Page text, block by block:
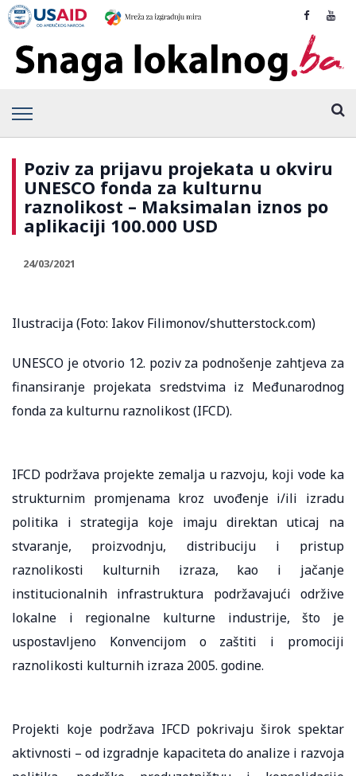
Poziv za prijavu projekata u okviru
UNESCO fonda za kulturnu
raznolikost – Maksimalan iznos po
aplikaciji 100.000 USD
24/03/2021
Ilustracija (Foto: Iakov Filimonov/shutterstock.com)
UNESCO je otvorio 12. poziv za podnošenje zahtjeva za
finansiranje projekata sredstvima iz Međunarodnog
fonda za kulturnu raznolikost (IFCD).
IFCD podržava projekte zemalja u razvoju, koji vode ka
strukturnim promjenama kroz uvođenje i/ili izradu
politika i strategija koje imaju direktan uticaj na
stvaranje, proizvodnju, distribuciju i pristup
raznolikosti kulturnih izraza, kao i jačanje
institucionalnih infrastruktura podržavajući održive
lokalne i regionalne kulturne industrije, što je
uspostavljeno Konvencijom o zaštiti i promociji
raznolikosti kulturnih izraza 2005. godine.
Projekti koje podržava IFCD pokrivaju širok spektar
aktivnosti – od izgradnje kapaciteta do analize i razvoja